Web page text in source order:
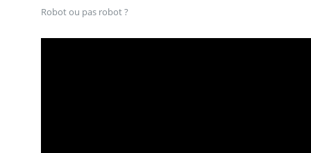
Robot ou pas robot ?